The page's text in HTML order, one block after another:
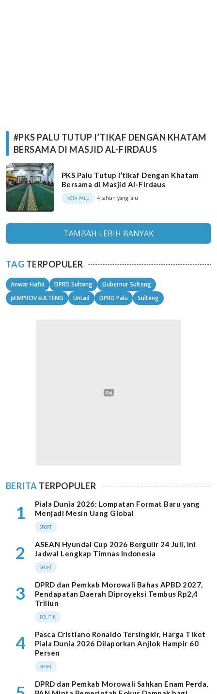
#PKS PALU TUTUP I’TIKAF DENGAN KHATAM
BERSAMA DI MASJID AL-FIRDAUS
PKS Palu Tutup I’tikaf Dengan Khatam
Bersama di Masjid Al-Firdaus
KOTA PALU 4 tahun yang lalu
TAMBAH LEBIH BANYAK
TAG TERPOPULER
Anwar Hafid DPRD Sulteng
Gubernur Sulteng
pEMPROV sULTENG
Untad DPRD Palu Sulteng
BERITA TERPOPULER
1
Piala Dunia 2026: Lompatan Format Baru yang
Menjadi Mesin Uang Global
SPORT
2
ASEAN Hyundai Cup 2026 Bergulir 24 Juli, Ini
Jadwal Lengkap Timnas Indonesia
SPORT
3
DPRD dan Pemkab Morowali Bahas APBD 2027,
Pendapatan Daerah Diproyeksi Tembus Rp2,4
Triliun
POLITIK
4
Pasca Cristiano Ronaldo Tersingkir, Harga Tiket
Piala Dunia 2026 Dilaporkan Anjlok Hampir 60
Persen
SPORT
DPRD dan Pemkab Morowali Sahkan Enam Perda,